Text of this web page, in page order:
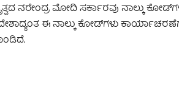
ನರೇಂದ್ರ ಮೋದಿ ಸರ್ಕಾರವು ನಾಲ್ಕು
ಈ ನಾಲ್ಕು ಕೋಡ್‌ಗಳು